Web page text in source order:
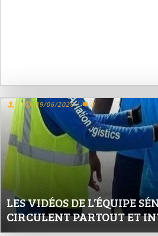
LES VIDÉOS DE L’ÉQUIPE
CIRCULENT PARTOUT ET
/ 09/06/2026 / 0